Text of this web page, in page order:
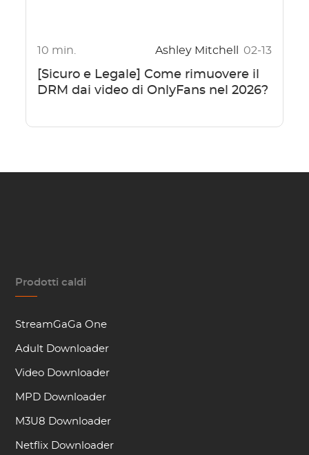
10 min. Ashley Mitchell 02-13
[Sicuro e Legale] Come rimuovere il
DRM dai video di OnlyFans nel 2026?
Prodotti caldi
StreamGaGa One
Adult Downloader
Video Downloader
MPD Downloader
M3U8 Downloader
Netflix Downloader